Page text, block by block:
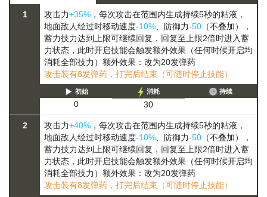
1 攻击力+35% ，每次攻击在范围内生成持续5秒的粘液，
地面敌人经过时移动速度-10% 、防御力-50 （不叠加），
蓄力技力达到上限可继续回复，回复至上限2倍时进入蓄
力状态，此时开启技能会触发额外效果（任何时候开启均
消耗全部技力） 额外效果：改为20发弹药
攻击装有8发弹药，打完后结束（可随时停止技能）
初始
0
消耗
30
持续
2 攻击力+40% ，每次攻击在范围内生成持续5秒的粘液，
地面敌人经过时移动速度-10% 、防御力-50 （不叠加），
蓄力技力达到上限可继续回复，回复至上限2倍时进入蓄
力状态，此时开启技能会触发额外效果（任何时候开启均
消耗全部技力） 额外效果：改为20发弹药
攻击装有8发弹药，打完后结束（可随时停止技能）